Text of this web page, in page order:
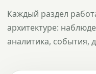
Каждый раздел
архитектуре:
аналитика, события,